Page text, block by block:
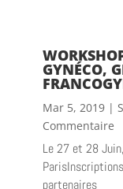
GYNÉCO,
Mar 5, 2019|
Commentaire
Le 27 et 28
partenaires